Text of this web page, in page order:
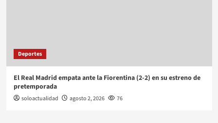
Deportes
El Real Madrid empata ante la Fiorentina (2-2) en su estreno de
pretemporada
soloactualidad agosto 2, 2026 76